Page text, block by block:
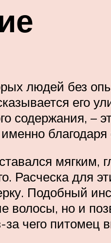
людей без
его
содержания, –
Расческа для
Подобный
волосы, но и
чего питомец